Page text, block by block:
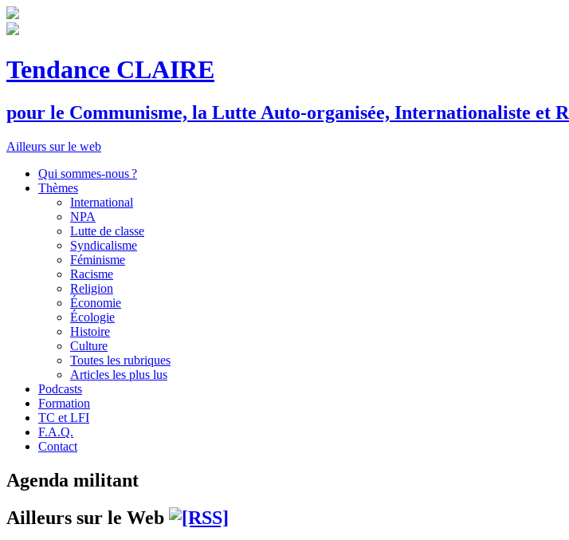
Tendance CLAIRE
pour le Communisme, la Lutte Auto-organisée, Internationaliste et R
Ailleurs sur le web
Qui sommes-nous ?
Thèmes
International
NPA
Lutte de classe
Syndicalisme
Féminisme
Racisme
Religion
Économie
Écologie
Histoire
Culture
Toutes les rubriques
Articles les plus lus
Podcasts
Formation
TC et LFI
F.A.Q.
Contact
Agenda militant
Ailleurs sur le Web